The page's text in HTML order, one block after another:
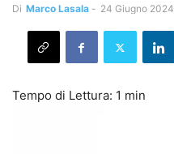
Di Marco Lasala - 24 Giugno 2024